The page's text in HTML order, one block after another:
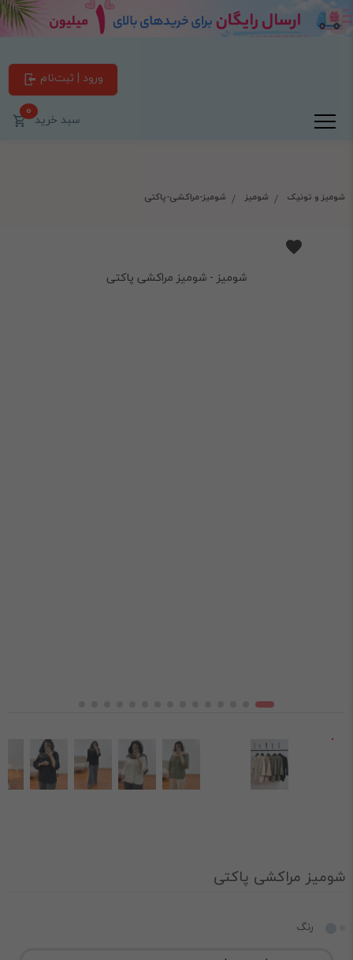
ورود | ثبت‌نام
سبد خرید0
شومیز و تونیک شومیز شومیز-مراکشی-پاکتی
شومیز - شومیز مراکشی پاکتی
شومیز مراکشی پاکتی
رنگ